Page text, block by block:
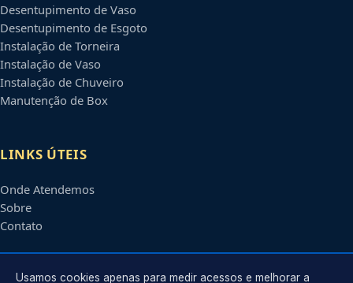
Desentupimento de Vaso
Desentupimento de Esgoto
Instalação de Torneira
Instalação de Vaso
Instalação de Chuveiro
Manutenção de Box
LINKS ÚTEIS
Onde Atendemos
Sobre
Contato
CONTATO
Usamos cookies apenas para medir acessos e melhorar a